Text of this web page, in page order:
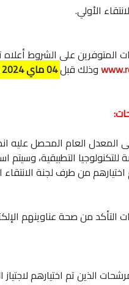
الأولي.
المتوفرين على الشروط
وذلك قبل04 ماي 2024 كآخر أجل لقبول الترشيحات.
على المعدل العام المحصل
التطبيقية،
من طرف لجنة الانتقاء
التأكد من صحة عناوينهم
الذين تم اختيارهم لاجتياز